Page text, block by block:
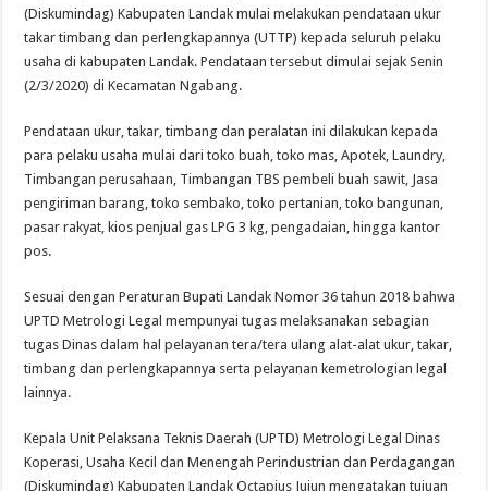
(Diskumindag) Kabupaten Landak mulai melakukan pendataan ukur
takar timbang dan perlengkapannya (UTTP) kepada seluruh pelaku
usaha di kabupaten Landak. Pendataan tersebut dimulai sejak Senin
(2/3/2020) di Kecamatan Ngabang.
Pendataan ukur, takar, timbang dan peralatan ini dilakukan kepada
para pelaku usaha mulai dari toko buah, toko mas, Apotek, Laundry,
Timbangan perusahaan, Timbangan TBS pembeli buah sawit, Jasa
pengiriman barang, toko sembako, toko pertanian, toko bangunan,
pasar rakyat, kios penjual gas LPG 3 kg, pengadaian, hingga kantor
pos.
Sesuai dengan Peraturan Bupati Landak Nomor 36 tahun 2018 bahwa
UPTD Metrologi Legal mempunyai tugas melaksanakan sebagian
tugas Dinas dalam hal pelayanan tera/tera ulang alat-alat ukur, takar,
timbang dan perlengkapannya serta pelayanan kemetrologian legal
lainnya.
Kepala Unit Pelaksana Teknis Daerah (UPTD) Metrologi Legal Dinas
Koperasi, Usaha Kecil dan Menengah Perindustrian dan Perdagangan
(Diskumindag) Kabupaten Landak Octapius Jujun mengatakan tujuan